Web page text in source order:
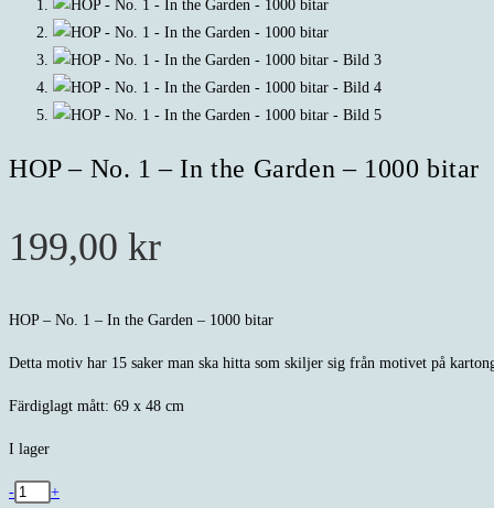
HOP – No. 1 – In the Garden – 1000 bitar
199,00 kr
HOP – No. 1 – In the Garden – 1000 bitar
Detta motiv har 15 saker man ska hitta som skiljer sig från motivet på
Färdiglagt mått: 69 x 48 cm
I lager
HOP
- +